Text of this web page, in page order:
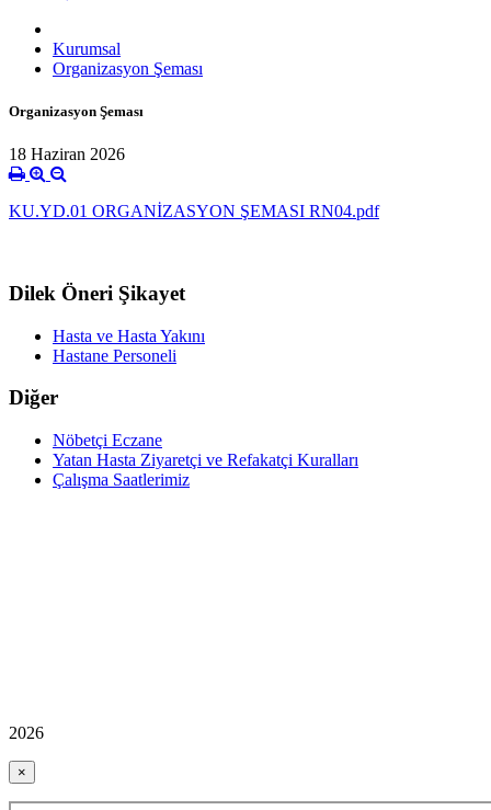
Kurumsal
Organizasyon Şeması
Organizasyon Şeması
18 Haziran 2026
KU.YD.01 ORGANİZASYON ŞEMASI RN04.pdf
Dilek Öneri Şikayet
Hasta ve Hasta Yakını
Hastane Personeli
Diğer
Nöbetçi Eczane
Yatan Hasta Ziyaretçi ve Refakatçi Kuralları
Çalışma Saatlerimiz
2026
×